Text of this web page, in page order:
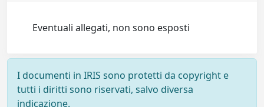
Eventuali allegati, non sono esposti
I documenti in IRIS sono protetti da copyright e
tutti i diritti sono riservati, salvo diversa
indicazione.